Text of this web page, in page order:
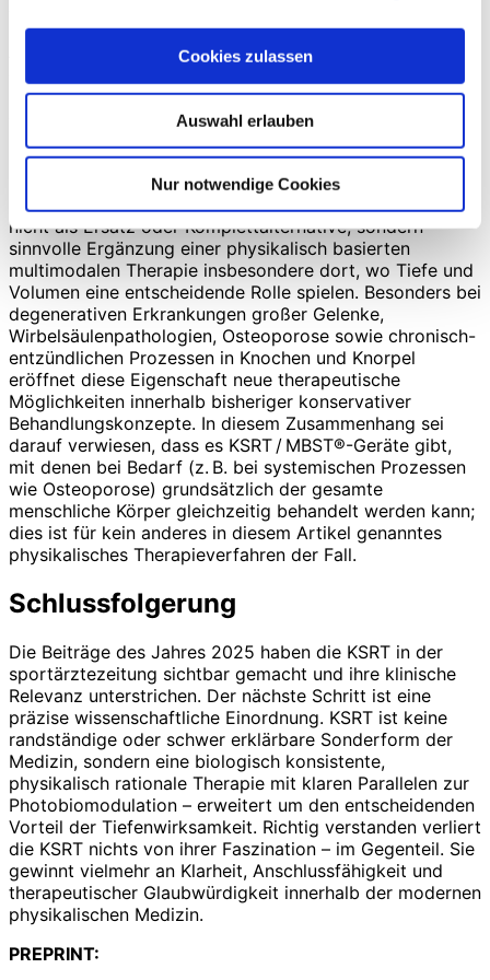
Cookies zulassen
Auswahl erlauben
Nur notwendige Cookies
Aus therapeutischer Sicht lässt sich KSRT sinnvoll als
biologisch vergleichbar mit der Lasertherapie, jedoch
ohne deren optische Limitierungen. Auch die ESWT ist in
Strukturen wie z. B. Hüftgelenk, Wirbelsäule und
Bandscheiben wohl nicht mit therapeutisch relevanter
Energieflußdichte erreichen. KSRT versteht sich somit
nicht als Ersatz oder Komplettalternative, sondern
sinnvolle Ergänzung einer physikalisch basierten
multimodalen Therapie insbesondere dort, wo Tiefe und
Volumen eine entscheidende Rolle spielen. Besonders bei
degenerativen Erkrankungen großer Gelenke,
Wirbelsäulenpathologien, Osteoporose sowie chronisch-
entzünd­lichen Prozessen in Knochen und Knorpel
eröffnet diese Eigenschaft neue therapeutische
Möglichkeiten innerhalb bisheriger konservativer
Behandlungskonzepte. In diesem Zusammenhang sei
darauf verwiesen, dass es KSRT / MBST®-Geräte gibt,
mit denen bei Bedarf (z. B. bei systemischen Prozessen
wie Osteoporose) grundsätzlich der gesamte
menschliche Körper gleichzeitig behandelt werden kann;
dies ist für kein anderes in diesem Artikel genanntes
physikalisches Therapieverfahren der Fall.
Schlussfolgerung
Die Beiträge des Jahres 2025 haben die KSRT in der
sportärztezeitung sichtbar gemacht und ihre klinische
Relevanz unterstrichen. Der nächste Schritt ist eine
präzise wissenschaftliche Einordnung. KSRT ist keine
randständige oder schwer erklärbare Sonderform der
Medizin, sondern eine biologisch konsistente,
physikalisch rationale Therapie mit klaren Parallelen zur
Photobiomodulation – erweitert um den entscheidenden
Vorteil der Tiefenwirksamkeit. Richtig verstanden verliert
die KSRT nichts von ihrer Faszination – im Gegenteil. Sie
gewinnt vielmehr an Klarheit, Anschlussfähigkeit und
therapeutischer Glaubwürdigkeit innerhalb der modernen
physikalischen Medizin.
PREPRINT: